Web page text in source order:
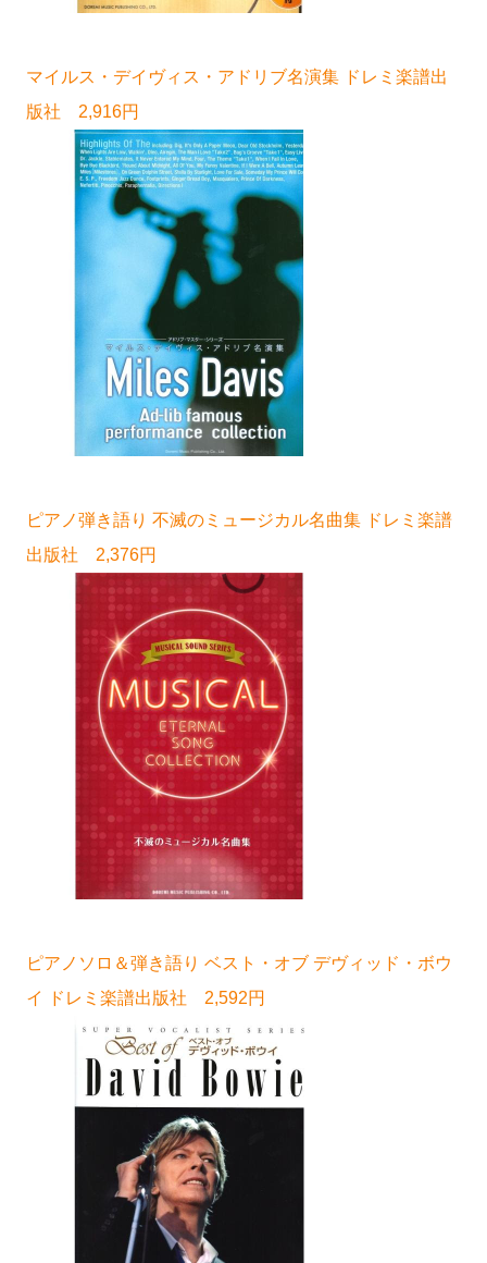
マイルス・デイヴィス・アドリブ名演集 ドレミ楽譜出
版社 2,916円
ピアノ弾き語り 不滅のミュージカル名曲集 ドレミ楽譜
出版社 2,376円
ピアノソロ＆弾き語り ベスト・オブ デヴィッド・ボウ
イ ドレミ楽譜出版社 2,592円